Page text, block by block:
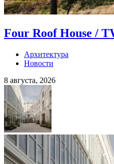
Four Roof House /
Архитектура
Новости
8 августа, 2026